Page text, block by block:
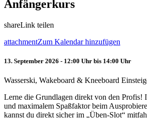
Anfängerkurs
shareLink teilen
attachmentZum Kalendar hinzufügen
13. September 2026 - 12:00 Uhr bis 14:00 Uhr
Wasserski, Wakeboard & Kneeboard
Lerne die Grundlagen direkt von den Profis!
und maximalem Spaßfaktor beim
kannst du direkt sicher im „Üben-Slot“